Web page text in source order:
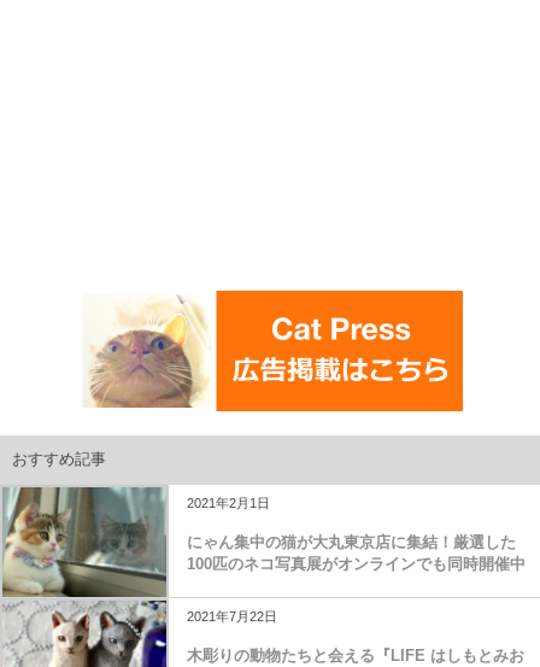
おすすめ記事
2021年2月1日
にゃん集中の猫が大丸東京店に集結！厳選した
100匹のネコ写真展がオンラインでも同時開催中
2021年7月22日
木彫りの動物たちと会える『LIFE はしもとみお